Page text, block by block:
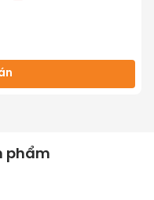
phẩm